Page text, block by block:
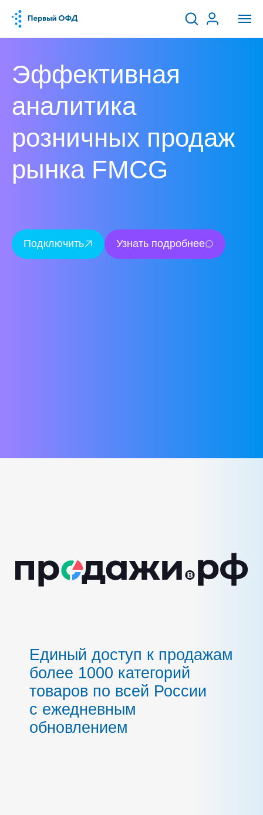
Эффективная
аналитика
розничных продаж
рынка FMCG
Подключить Узнать подробнее
Единый доступ к продажам
более 1000 категорий
товаров по всей России
с ежедневным
обновлением